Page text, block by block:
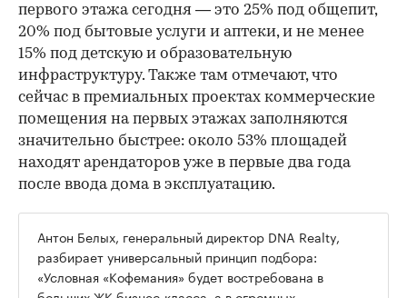
первого этажа сегодня — это 25% под общепит,
20% под бытовые услуги и аптеки, и не менее
15% под детскую и образовательную
инфраструктуру. Также там отмечают, что
сейчас в премиальных проектах коммерческие
помещения на первых этажах заполняются
значительно быстрее: около 53% площадей
находят арендаторов уже в первые два года
после ввода дома в эксплуатацию.
Антон Белых, генеральный директор DNA Realty,
разбирает универсальный принцип подбора:
«Условная «Кофемания» будет востребована в